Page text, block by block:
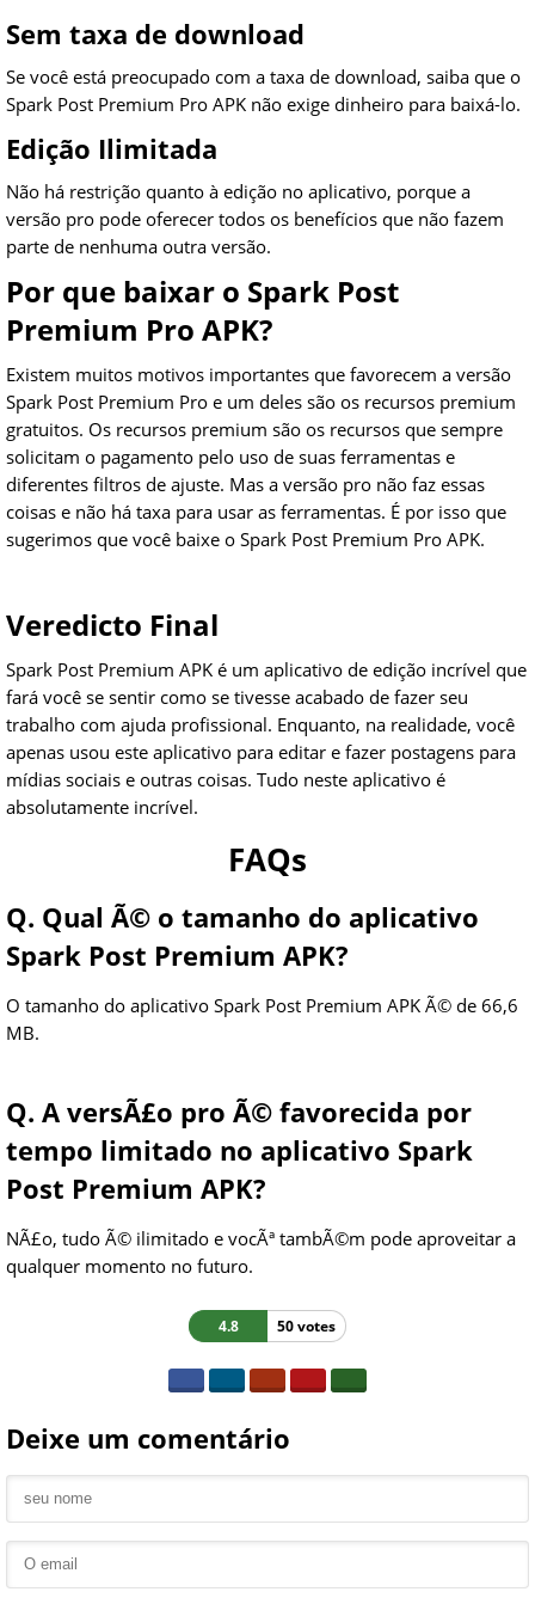
Sem taxa de download
Se você está preocupado com a taxa de download, saiba que o
Spark Post Premium Pro APK não exige dinheiro para baixá-lo.
Edição Ilimitada
Não há restrição quanto à edição no aplicativo, porque a
versão pro pode oferecer todos os benefícios que não fazem
parte de nenhuma outra versão.
Por que baixar o Spark Post
Premium Pro APK?
Existem muitos motivos importantes que favorecem a versão
Spark Post Premium Pro e um deles são os recursos premium
gratuitos. Os recursos premium são os recursos que sempre
solicitam o pagamento pelo uso de suas ferramentas e
diferentes filtros de ajuste. Mas a versão pro não faz essas
coisas e não há taxa para usar as ferramentas. É por isso que
sugerimos que você baixe o Spark Post Premium Pro APK.
Veredicto Final
Spark Post Premium APK é um aplicativo de edição incrível que
fará você se sentir como se tivesse acabado de fazer seu
trabalho com ajuda profissional. Enquanto, na realidade, você
apenas usou este aplicativo para editar e fazer postagens para
mídias sociais e outras coisas. Tudo neste aplicativo é
absolutamente incrível.
FAQs
Q. Qual Ã© o tamanho do aplicativo
Spark Post Premium APK?
O tamanho do aplicativo Spark Post Premium APK Ã© de 66,6
MB.
Q. A versÃ£o pro Ã© favorecida por
tempo limitado no aplicativo Spark
Post Premium APK?
NÃ£o, tudo Ã© ilimitado e vocÃª tambÃ©m pode aproveitar a
qualquer momento no futuro.
4.8 50 votes
Deixe um comentário